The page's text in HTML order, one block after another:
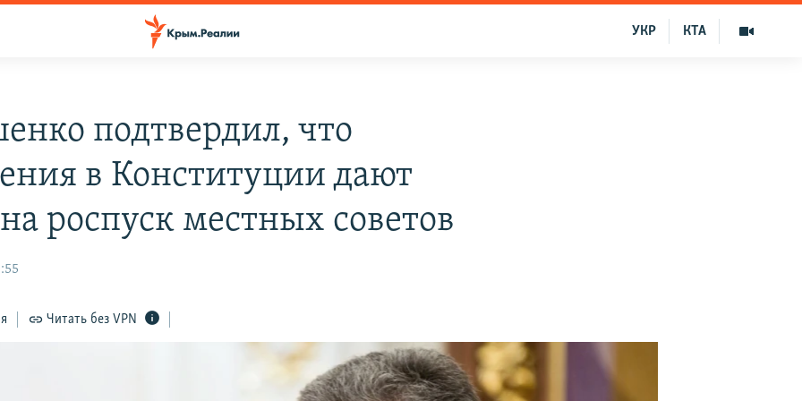
КТА
УКР
подтвердил, что
в Конституции дают
роспуск местных советов
Читать без VPN